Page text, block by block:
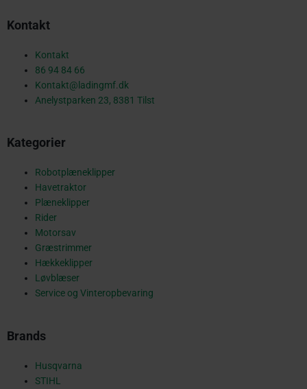
b
k
Kontakt
Kontakt
86 94 84 66
Kontakt@ladingmf.dk
Anelystparken 23, 8381 Tilst
Kategorier
Robotplæneklipper
Havetraktor
Plæneklipper
Rider
Motorsav
Græstrimmer
Hækkeklipper
Løvblæser
Service og Vinteropbevaring
Brands
Husqvarna
STIHL